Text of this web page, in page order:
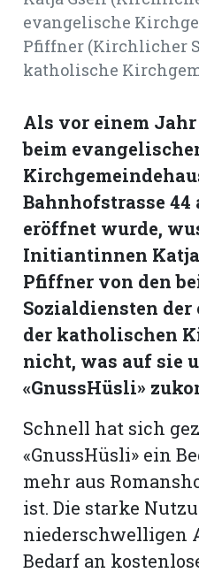
Mitteilungen
evangelische
Pfiffner (Kirchlicher
katholische
Als vor einem Jahr
beim
Bahnhofstrasse
eröffnet wurde,
Initiantinnen Katja
Pfiffner von den
Sozialdiensten
der katholischen
nicht, was auf sie
«GnussHüsli»
Schnell hat sich
«GnussHüsli» ein
mehr aus
ist. Die starke
niederschwelligen
Bedarf an